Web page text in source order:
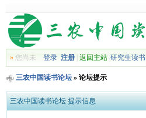
»您尚未 登录 注册| 返回主站| 研究生读书|
三农中国读书论坛» 论坛提示
三农中国读书论坛 提示信息